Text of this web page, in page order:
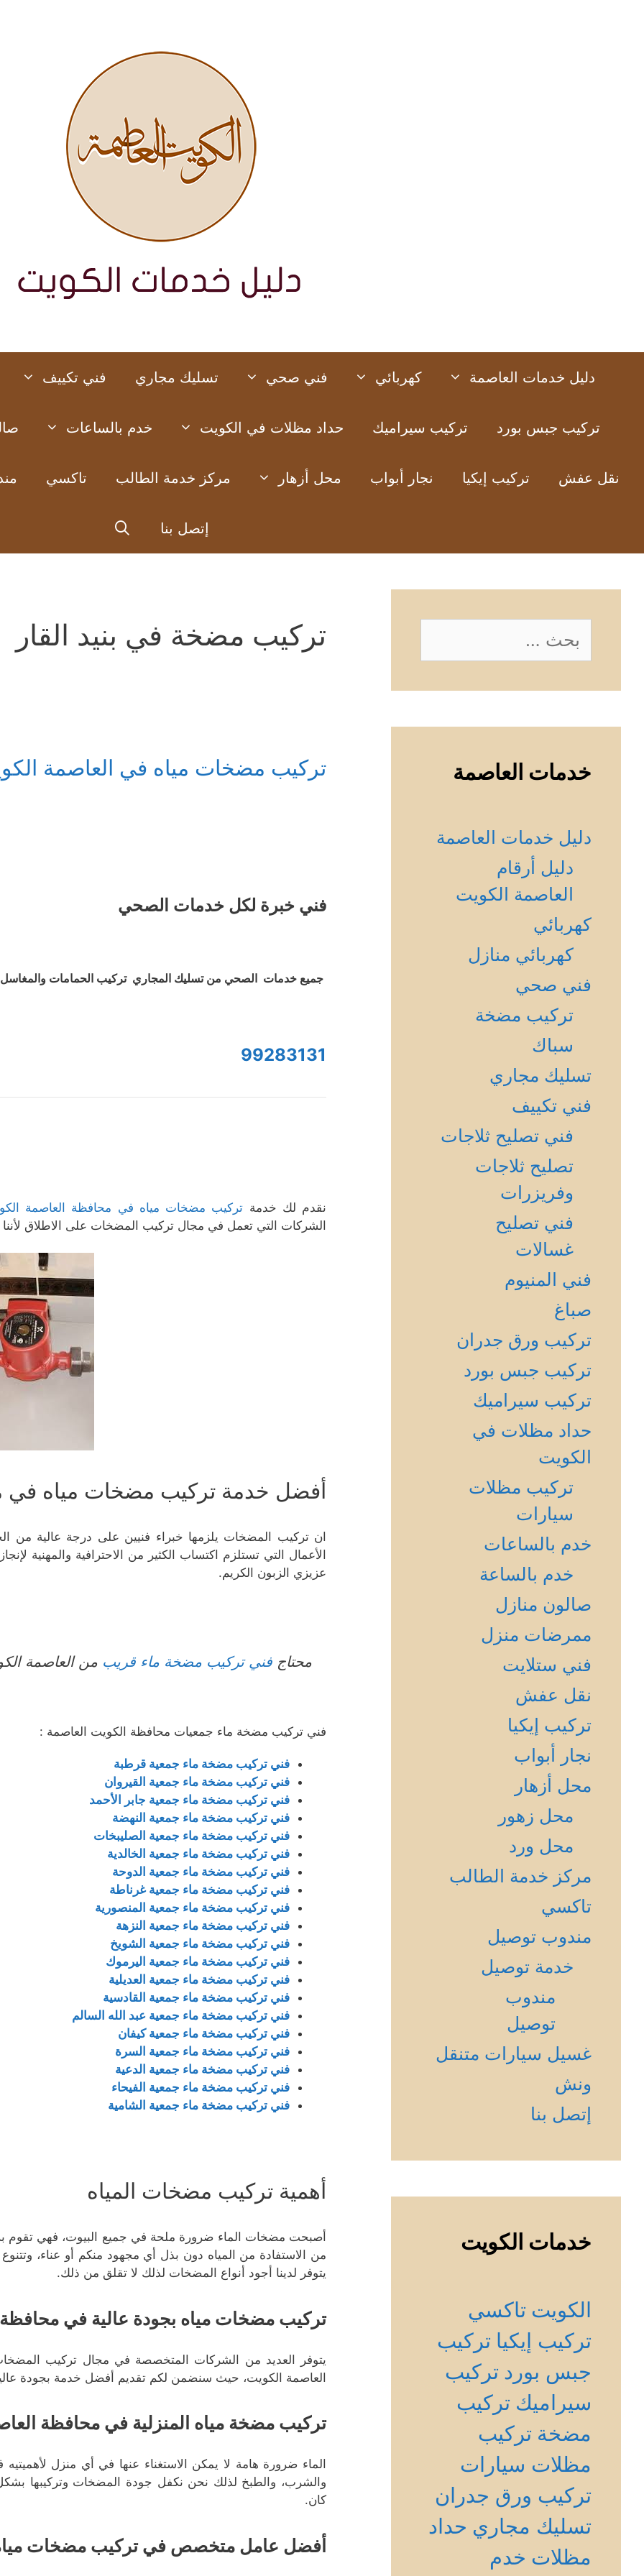
دليل خدمات العاصمة كهربائي فني صحي تسليك مجاري فني تكييف
تركيب جبس بورد تركيب سيراميك حداد مظلات في الكويت خدم بالساعات
نقل عفش تركيب إيكيا نجار أبواب محل أزهار مركز خدمة الطالب تاكسي
إتصل بنا
تركيب مضخة في بنيد القار
تركيب مضخات مياه في العاصمة
فني خبرة لكل خدمات الصحي
جميع خدمات الصحي من تسليك المجاري تركيب الحمامات
99283131
نقدم لك خدمة تركيب مضخات مياه في محافظة العاصمة
الشركات التي تعمل في مجال تركيب المضخات على الاطلاق لأننا
أفضل خدمة تركيب مضخات مياه في
ان تركيب المضخات يلزمها خبراء فنيين على درجة عالية من
الأعمال التي تستلزم اكتساب الكثير من الاحترافية والمهنية
عزيزي الزبون الكريم.
محتاج فني تركيب مضخة ماء قريب من العاصمة
فني تركيب مضخة ماء جمعيات محافظة الكويت العاصمة :
فني تركيب مضخة ماء جمعية قرطبة
فني تركيب مضخة ماء جمعية القيروان
فني تركيب مضخة ماء جمعية جابر الأحمد
فني تركيب مضخة ماء جمعية النهضة
فني تركيب مضخة ماء جمعية الصليبخات
فني تركيب مضخة ماء جمعية الخالدية
فني تركيب مضخة ماء جمعية الدوحة
فني تركيب مضخة ماء جمعية غرناطة
فني تركيب مضخة ماء جمعية المنصورية
فني تركيب مضخة ماء جمعية النزهة
فني تركيب مضخة ماء جمعية الشويخ
فني تركيب مضخة ماء جمعية اليرموك
فني تركيب مضخة ماء جمعية العديلية
فني تركيب مضخة ماء جمعية القادسية
فني تركيب مضخة ماء جمعية عبد الله السالم
فني تركيب مضخة ماء جمعية كيفان
فني تركيب مضخة ماء جمعية السرة
فني تركيب مضخة ماء جمعية الدعية
فني تركيب مضخة ماء جمعية الفيحاء
فني تركيب مضخة ماء جمعية الشامية
أهمية تركيب مضخات المياه
أصبحت مضخات الماء ضرورة ملحة في جميع البيوت، فهي تقوم
من الاستفادة من المياه دون بذل أي مجهود منكم أو عناء،
يتوفر لدينا أجود أنواع المضخات لذلك لا تقلق من ذلك.
تركيب مضخات مياه بجودة عالية في
يتوفر العديد من الشركات المتخصصة في مجال تركيب
العاصمة الكويت، حيث سنضمن لكم تقديم أفضل خدمة بجودة
تركيب مضخة مياه المنزلية في محافظة
الماء ضرورة هامة لا يمكن الاستغناء عنها في أي منزل
والشرب، والطبخ لذلك نحن نكفل جودة المضخات وتركيبها
كان.
أفضل عامل متخصص في تركيب مضخات
البحث
عن:
خدمات العاصمة
دليل خدمات العاصمة
دليل أرقام
العاصمة الكويت
كهربائي
كهربائي منازل
فني صحي
تركيب مضخة
سباك
تسليك مجاري
فني تكييف
فني تصليح ثلاجات
تصليح ثلاجات
وفريزرات
فني تصليح
غسالات
فني المنيوم
صباغ
تركيب ورق جدران
تركيب جبس بورد
تركيب سيراميك
حداد مظلات في
الكويت
تركيب مظلات
سيارات
خدم بالساعات
خدم بالساعة
صالون منازل
ممرضات منزل
فني ستلايت
نقل عفش
تركيب إيكيا
نجار أبواب
محل أزهار
محل زهور
محل ورد
مركز خدمة الطالب
تاكسي
مندوب توصيل
خدمة توصيل
مندوب
توصيل
غسيل سيارات متنقل
ونش
إتصل بنا
خدمات الكويت
الكويت تاكسي
تركيب إيكيا تركيب
جبس بورد تركيب
سيراميك تركيب
مضخة تركيب
مظلات سيارات
تركيب ورق جدران
تسليك مجاري حداد
مظلات خدم